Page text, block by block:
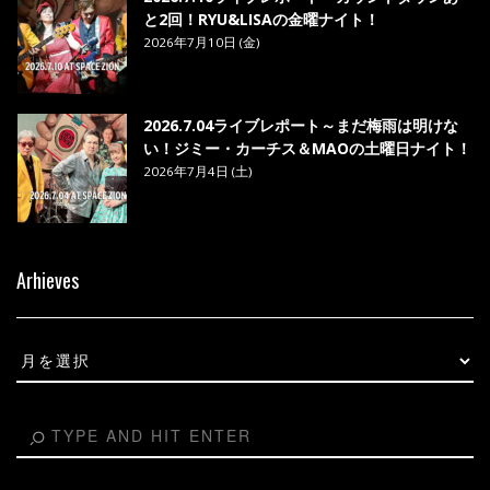
と2回！RYU&LISAの金曜ナイト！
2026年7月10日 (金)
2026.7.04ライブレポート～まだ梅雨は明けな
い！ジミー・カーチス＆MAOの土曜日ナイト！
2026年7月4日 (土)
Arhieves
Arhieves